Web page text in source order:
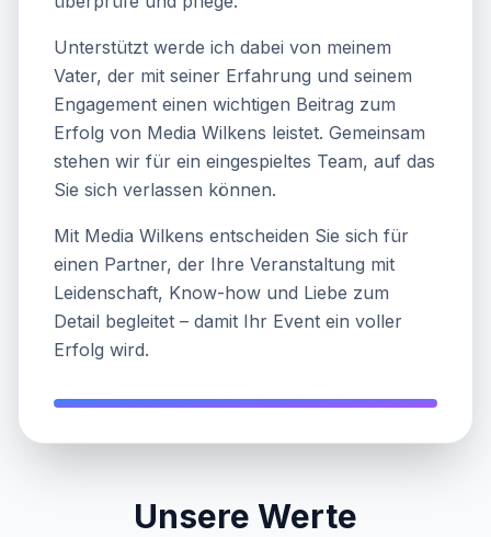
Unterstützt werde ich dabei von meinem
Vater, der mit seiner Erfahrung und seinem
Engagement einen wichtigen Beitrag zum
Erfolg von Media Wilkens leistet. Gemeinsam
stehen wir für ein eingespieltes Team, auf das
Sie sich verlassen können.
Mit Media Wilkens entscheiden Sie sich für
einen Partner, der Ihre Veranstaltung mit
Leidenschaft, Know-how und Liebe zum
Detail begleitet – damit Ihr Event ein voller
Erfolg wird.
Unsere Werte